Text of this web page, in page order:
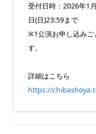
受付日時：2026年1
日(日)23:59まで
※1公演お申し込みご
す。
詳細はこちら
https://